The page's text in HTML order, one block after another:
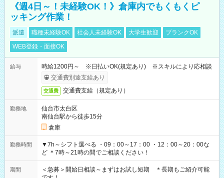
《週4日～！未経験OK！》倉庫内でもくもくピ
ッキング作業！
派遣 職種未経験OK 社会人未経験OK 大学生歓迎
ブランクOK
WEB登録・面接OK
給与
時給1200円～ ※日払いOK(規定あり) ※スキルにより応相談
交通費別途支給あり
交通費 交通費支給（規定あり）
勤務地
仙台市太白区
南仙台駅から徒歩15分
倉庫
勤務時間
▼7h～シフト選べる ・09：00～17：00 ・12：00～20：00な
ど ＊7時～21時の間でご相談ください！
期間
＜急募＞開始日相談～まずはお試し短期 ＊長期もご紹介可能